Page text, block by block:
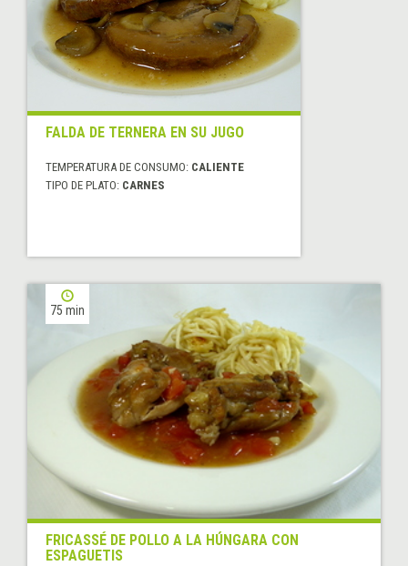
FALDA DE TERNERA EN SU JUGO
TEMPERATURA DE CONSUMO: CALIENTE
TIPO DE PLATO: CARNES
75 min
FRICASSÉ DE POLLO A LA HÚNGARA CON
ESPAGUETIS